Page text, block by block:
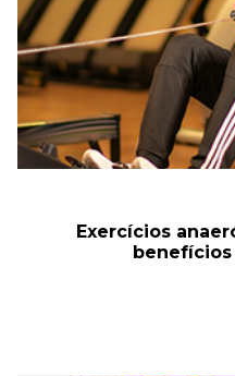
Exercícios
benefícios